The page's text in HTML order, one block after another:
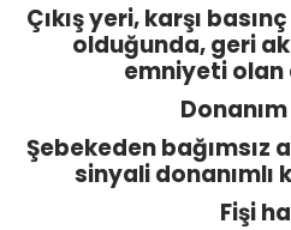
Çıkış yeri, karşı
olduğunda, geri
emniyeti olan
Şebekeden bağımsız
sinyali donanımlı
Fişi